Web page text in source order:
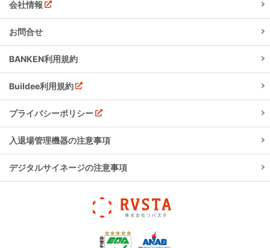
会社情報
お問合せ
BANKEN利用規約
Buildee利用規約
プライバシーポリシー
入退場管理機器の注意事項
デジタルサイネージの注意事項